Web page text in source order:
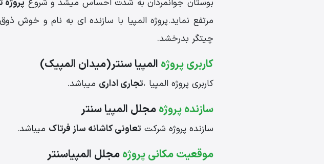
بوستان جوانمردان به شدت احساس میشد و شروع پروژه
مرتفع نماید.پروژه المپیا با سازنده ای به نام و خوش
چیتگر بدرخشد.
کاربری پروژه المپیا سنتر(میدان المپیک)
کاربری پروژه المپیا ،تجاری اداری میباشد.
سازنده پروژهمجلل المپیا سنتر
سازنده پروژه شرکت تعاونی کاشانه ساز فرتاک میباشد.
موقعیت مکانی پروژهمجلل المپیاسنتر